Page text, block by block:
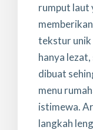
rumput laut
tekstur unik
hanya
dibuat
menu
istimewa.
langkah